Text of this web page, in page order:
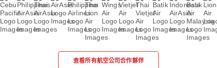
查看所有航空公司合作夥伴